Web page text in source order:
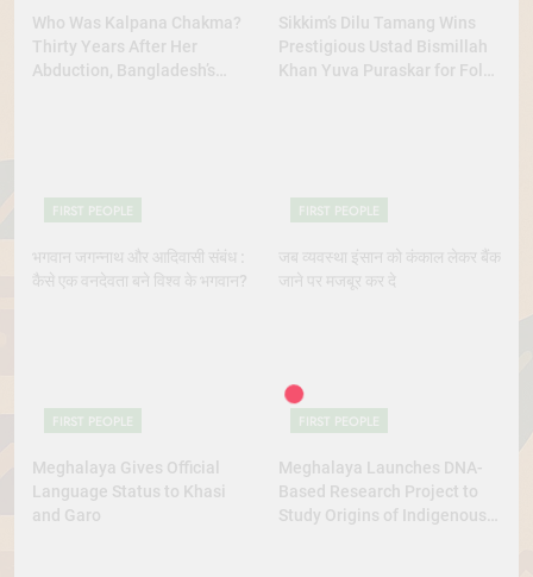
Who Was Kalpana Chakma?
Thirty Years After Her
Abduction, Bangladesh’s
Sikkim’s Dilu Tamang Wins
Prestigious Ustad Bismillah
Khan Yuva Puraskar for Folk
FIRST PEOPLE
भगवान जगन्नाथ और आदिवासी संबंध :
कैसे एक वनदेवता बने विश्व के भगवान?
FIRST PEOPLE
जब व्यवस्था इंसान को कंकाल लेकर बैंक
जाने पर मजबूर कर दे
FIRST PEOPLE
Meghalaya Gives Official
Language Status to Khasi
and Garo
FIRST PEOPLE
Meghalaya Launches DNA-
Based Research Project to
Study Origins of Indigenous